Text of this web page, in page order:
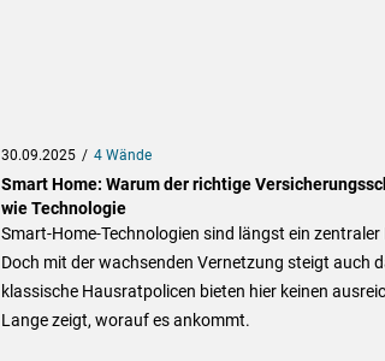
30.09.2025 4 Wände
Smart Home: Warum der richtige
wie Technologie
Smart-Home-Technologien sind längst ein
Doch mit der wachsenden Vernetzung steigt auch
klassische Hausratpolicen bieten hier keinen
Lange zeigt, worauf es ankommt.